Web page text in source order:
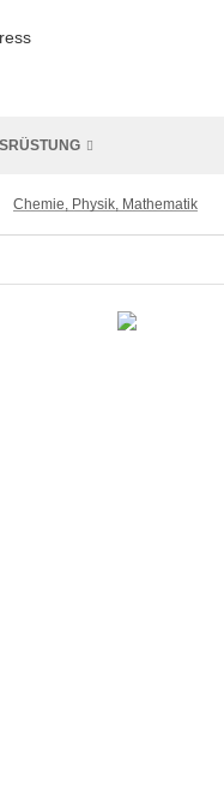
Chemie, Physik, Mathematik